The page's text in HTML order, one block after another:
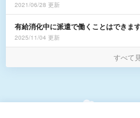
2021/06/28 更新
有給消化中に派遣で働くことはできま
2025/11/04 更新
すべて